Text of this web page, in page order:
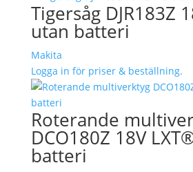
Tigersåg DJR183Z
utan batteri
Makita
Logga in för priser & beställning.
Roterande
DCO180Z 18V
batteri